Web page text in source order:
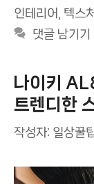
리
그
인테리어
텍스처
댓글 남기기
나이키
트렌디한
작성자: 일상꿀